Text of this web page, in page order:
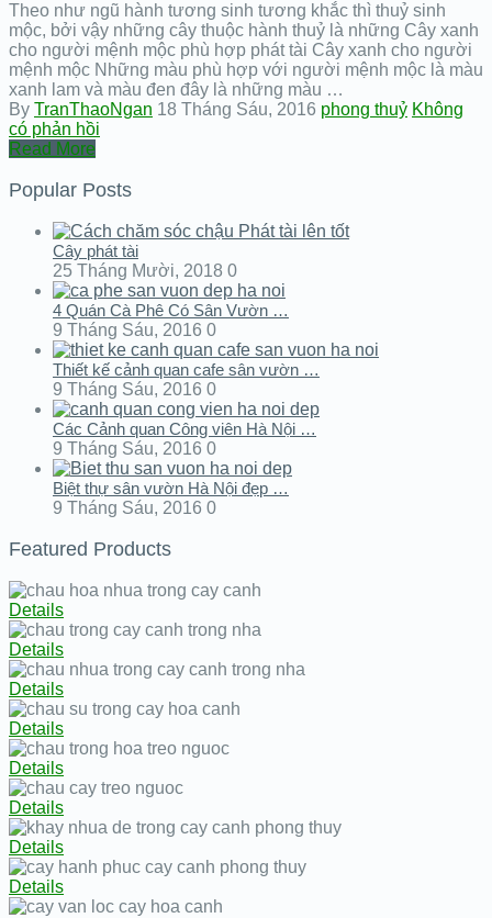
Theo như ngũ hành tương sinh tương khắc thì thuỷ sinh
mộc, bởi vậy những cây thuộc hành thuỷ là những Cây xanh
cho người mệnh mộc phù hợp phát tài Cây xanh cho người
mệnh mộc Những màu phù hợp với người mệnh mộc là màu
xanh lam và màu đen đây là những màu …
By TranThaoNgan 18 Tháng Sáu, 2016 phong thuỷ Không
có phản hồi
Read More
Popular Posts
Cây phát tài
25 Tháng Mười, 2018 0
4 Quán Cà Phê Có Sân Vườn …
9 Tháng Sáu, 2016 0
Thiết kế cảnh quan cafe sân vườn …
9 Tháng Sáu, 2016 0
Các Cảnh quan Công viên Hà Nội …
9 Tháng Sáu, 2016 0
Biệt thự sân vườn Hà Nội đẹp …
9 Tháng Sáu, 2016 0
Featured Products
Details
Details
Details
Details
Details
Details
Details
Details